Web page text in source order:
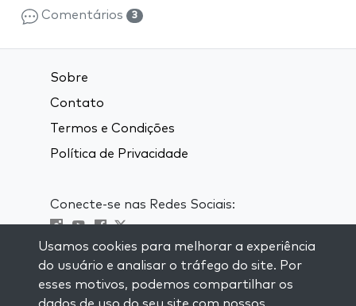
Comentários 3
Sobre
Contato
Termos e Condições
Política de Privacidade
Conecte-se nas Redes Sociais:
Visit kabbalah master classes
MANTENHA-SE ATUALIZADO
Usamos cookies para melhorar a experiência
do usuário e analisar o tráfego do site. Por
esses motivos, podemos compartilhar os